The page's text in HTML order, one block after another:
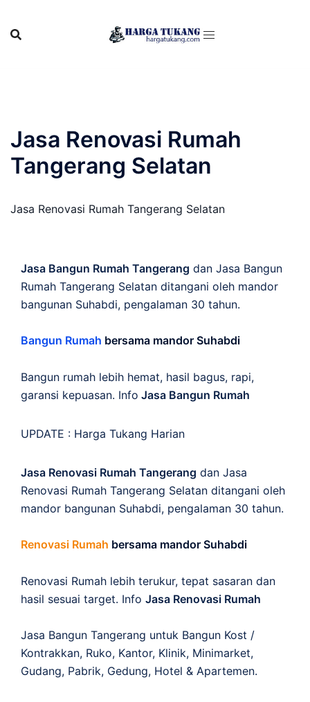
content
Jasa Renovasi Rumah
Tangerang Selatan
Jasa Renovasi Rumah Tangerang Selatan
Jasa Bangun Rumah Tangerang dan Jasa Bangun
Rumah Tangerang Selatan ditangani oleh mandor
bangunan Suhabdi, pengalaman 30 tahun.
Bangun Rumah bersama mandor Suhabdi
Bangun rumah lebih hemat, hasil bagus, rapi,
garansi kepuasan. Info Jasa Bangun Rumah
UPDATE : Harga Tukang Harian
Jasa Renovasi Rumah Tangerang dan Jasa
Renovasi Rumah Tangerang Selatan ditangani oleh
mandor bangunan Suhabdi, pengalaman 30 tahun.
Renovasi Rumah bersama mandor Suhabdi
Renovasi Rumah lebih terukur, tepat sasaran dan
hasil sesuai target. Info Jasa Renovasi Rumah
Jasa Bangun Tangerang untuk Bangun Kost /
Kontrakkan, Ruko, Kantor, Klinik, Minimarket,
Gudang, Pabrik, Gedung, Hotel & Apartemen.